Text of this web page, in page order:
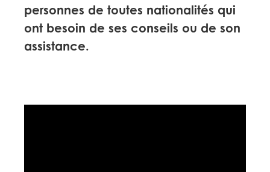
personnes de toutes nationalités qui
ont besoin de ses conseils ou de son
assistance.